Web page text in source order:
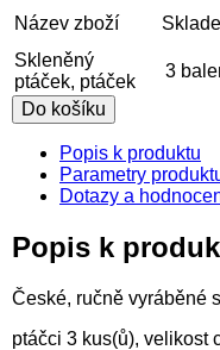
Název zboží
Skleněný
ptáček, ptáček
3
Popis k produktu
Parametry
Dotazy a
Popis k
České, ručně vyráběné
ptáčci 3 kus(ů), velikost